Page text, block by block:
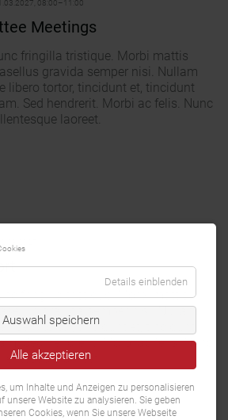
08:00–11:00
Meetings
fringilla tristique. Morbi mattis
gravida semper nisi. Nullam
libero tortor, tincidunt et, tincidunt
Sed hendrerit. Morbi ac felis. Nunc
laoreet.
fringilla tristique. Morbi mattis
gravida semper nisi. Nullam
libero tortor, tincidunt et, tincidunt
Sed hendrerit. Morbi ac felis. Nunc
laoreet.
Details einblenden
Auswahl speichern
Alle akzeptieren
um Inhalte und Anzeigen zu personalisieren
unsere Website zu analysieren. Sie geben
Cookies, wenn Sie unsere Webseite